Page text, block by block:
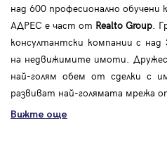
над 600 професионално обучени
АДРЕС е част от Realto Group.
консултантски компании с
на недвижимите имоти.
най-голям обем от сделки с
развиват най-голямата мрежа
Вижте още